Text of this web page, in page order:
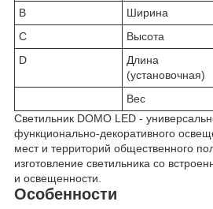
B
Ширина
C
Высота
D
Длина
(установочная)
Вес
Светильник DOMO LED -
функционально-декоративного
мест и территорий общественного
изготовление светильника со
и освещенности.
Особенности